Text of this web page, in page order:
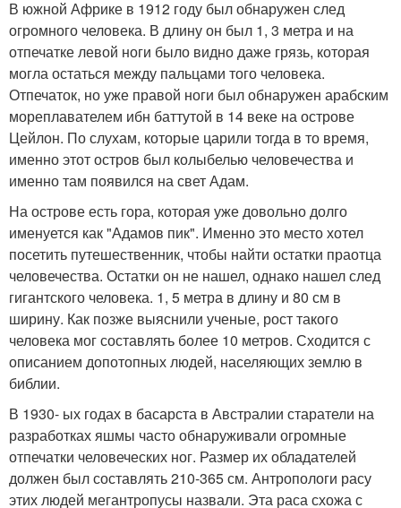
В южной Африке в 1912 году был обнаружен след
огромного человека. В длину он был 1, 3 метра и на
отпечатке левой ноги было видно даже грязь, которая
могла остаться между пальцами того человека.
Отпечаток, но уже правой ноги был обнаружен арабским
мореплавателем ибн баттутой в 14 веке на острове
Цейлон. По слухам, которые царили тогда в то время,
именно этот остров был колыбелью человечества и
именно там появился на свет Адам.
На острове есть гора, которая уже довольно долго
именуется как "Адамов пик". Именно это место хотел
посетить путешественник, чтобы найти остатки праотца
человечества. Остатки он не нашел, однако нашел след
гигантского человека. 1, 5 метра в длину и 80 см в
ширину. Как позже выяснили ученые, рост такого
человека мог составлять более 10 метров. Сходится с
описанием допотопных людей, населяющих землю в
библии.
В 1930- ых годах в басарста в Австралии старатели на
разработках яшмы часто обнаруживали огромные
отпечатки человеческих ног. Размер их обладателей
должен был составлять 210-365 см. Антропологи расу
этих людей мегантропусы назвали. Эта раса схожа с